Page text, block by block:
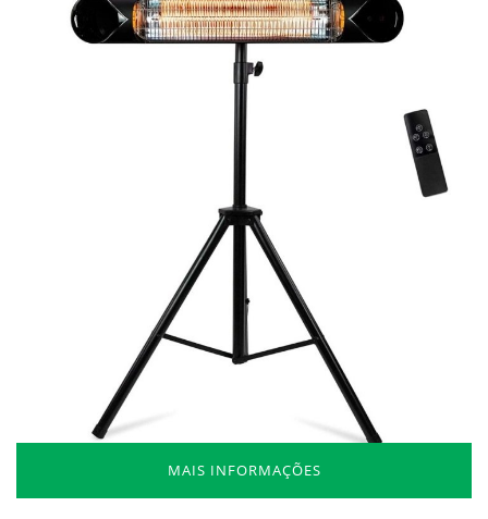
MAIS INFORMAÇÕES